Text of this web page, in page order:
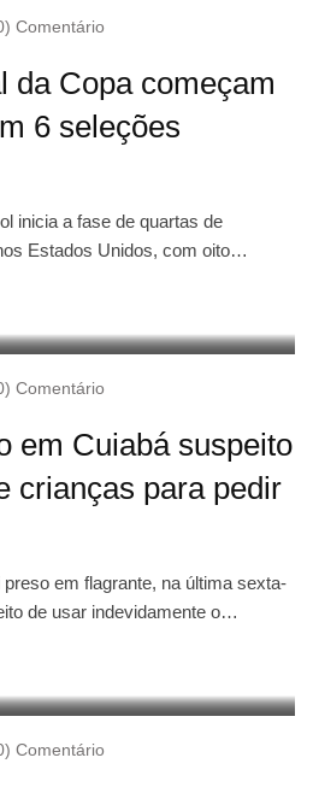
Comentário
da Copa começam
6 seleções
inicia a fase de quartas de
Estados Unidos, com oito…
Comentário
em Cuiabá suspeito
crianças para pedir
em flagrante, na última sexta-
de usar indevidamente o…
Comentário